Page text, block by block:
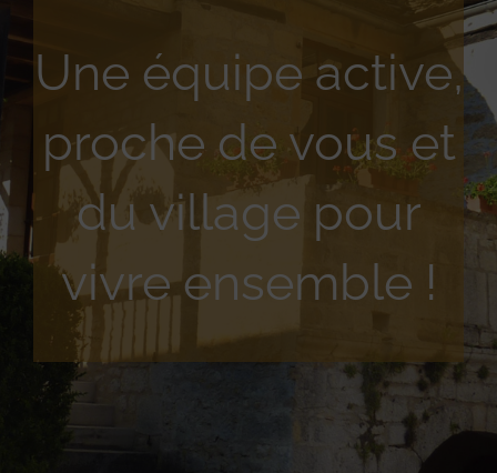
Une équipe active,
proche de vous et
du village pour
vivre ensemble !